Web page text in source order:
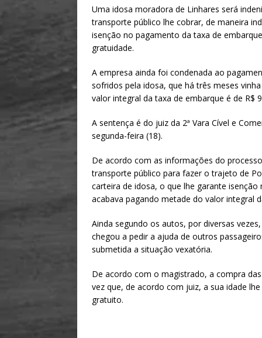
at
s
A
p
p
ai
l
ar
e
Uma idosa moradora de Linhares será
transporte público lhe cobrar, de maneira
isenção no pagamento da taxa de
gratuidade.
A empresa ainda foi condenada ao
sofridos pela idosa, que há três meses
valor integral da taxa de embarque é de R$
A sentença é do juiz da 2ª Vara Cível e
segunda-feira (18).
De acordo com as informações do
transporte público para fazer o trajeto de
carteira de idosa, o que lhe garante
acabava pagando metade do valor integral
Ainda segundo os autos, por diversas
chegou a pedir a ajuda de outros
submetida a situação vexatória.
De acordo com o magistrado, a compra
vez que, de acordo com juiz, a sua idade
gratuito.